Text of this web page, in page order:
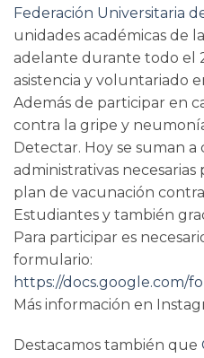
Federación Universitaria
unidades académicas de
adelante durante todo el
asistencia y voluntariado
Además de participar en
contra la gripe y
Detectar. Hoy se suman
administrativas necesarias
plan de vacunación contra
Estudiantes y también
Para participar es
formulario:
https://docs.google.com/
Más información en
Destacamos también que